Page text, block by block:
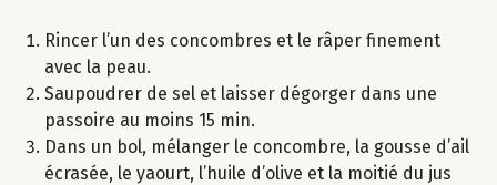
Rincer l’un des concombres et le râper finement
avec la peau.
Saupoudrer de sel et laisser dégorger dans une
passoire au moins 15 min.
Dans un bol, mélanger le concombre, la gousse d’ail
écrasée, le yaourt, l’huile d’olive et la moitié du jus